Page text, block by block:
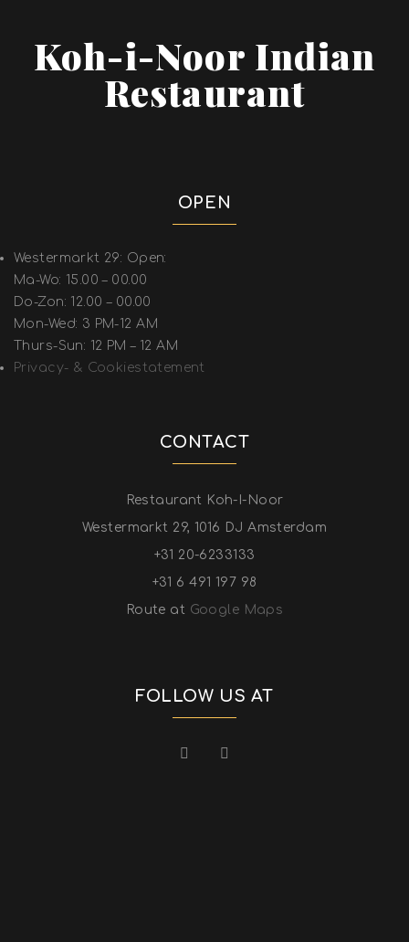
Koh-i-Noor Indian
Restaurant
OPEN
Westermarkt 29: Open:
Ma-Wo: 15.00 – 00.00
Do-Zon: 12.00 – 00.00
Mon-Wed: 3 PM-12 AM
Thurs-Sun: 12 PM – 12 AM
Privacy- & Cookiestatement
CONTACT
Restaurant Koh-I-Noor
Westermarkt 29, 1016 DJ Amsterdam
+31 20-6233133
+31 6 491 197 98
Route at Google Maps
FOLLOW US AT